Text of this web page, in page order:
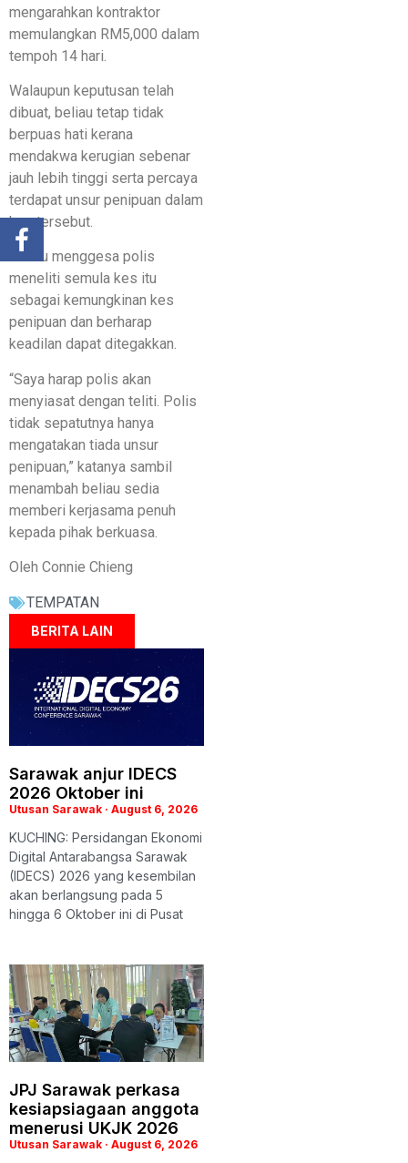
mengarahkan kontraktor
memulangkan RM5,000 dalam
tempoh 14 hari.
Walaupun keputusan telah
dibuat, beliau tetap tidak
berpuas hati kerana
mendakwa kerugian sebenar
jauh lebih tinggi serta percaya
terdapat unsur penipuan dalam
kes tersebut.
Beliau menggesa polis
meneliti semula kes itu
sebagai kemungkinan kes
penipuan dan berharap
keadilan dapat ditegakkan.
“Saya harap polis akan
menyiasat dengan teliti. Polis
tidak sepatutnya hanya
mengatakan tiada unsur
penipuan,” katanya sambil
menambah beliau sedia
memberi kerjasama penuh
kepada pihak berkuasa.
Oleh Connie Chieng
TEMPATAN
BERITA LAIN
Sarawak anjur IDECS
2026 Oktober ini
Utusan Sarawak August 6, 2026
KUCHING: Persidangan Ekonomi
Digital Antarabangsa Sarawak
(IDECS) 2026 yang kesembilan
akan berlangsung pada 5
hingga 6 Oktober ini di Pusat
JPJ Sarawak perkasa
kesiapsiagaan anggota
menerusi UKJK 2026
Utusan Sarawak August 6, 2026